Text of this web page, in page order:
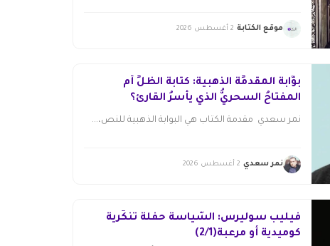
موقع الكتابة 2 أغسطس 2026
بوَّابةُ المقدمِّة الذهبية: كتابةُ الظلِّ أم
المفتاحُ السحريُّ الذي يأسرُ القارئ؟
نمر سعدي مقدمة الكتاب هي البوابة الذهبية للنص،...
نمر سعدي 2 أغسطس 2026
فيليب سوليرس: السّياسة حفلة تنكّرية
كوميدية أو مرعبة(2/1)